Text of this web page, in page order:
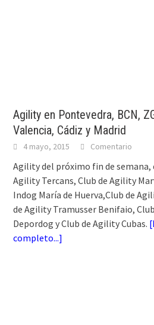
Agility en Pontevedra, BCN,
Valencia, Cádiz y Madrid
4 mayo, 2015 Comentario
Agility del próximo fin de semana,
Agility Tercans, Club de Agility
Indog María de Huerva,Club de
de Agility Tramusser Benifaio,
Depordog y Club de Agility Cubas. [
completo...]